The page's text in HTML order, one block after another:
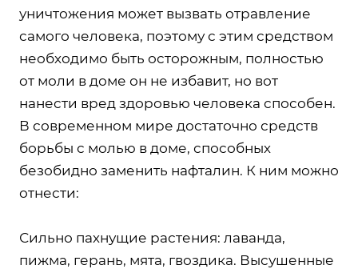
уничтожения может вызвать отравление
самого человека, поэтому с этим средством
необходимо быть осторожным, полностью
от моли в доме он не избавит, но вот
нанести вред здоровью человека способен.
В современном мире достаточно средств
борьбы с молью в доме, способных
безобидно заменить нафталин. К ним можно
отнести:
Сильно пахнущие растения: лаванда,
пижма, герань, мята, гвоздика. Высушенные